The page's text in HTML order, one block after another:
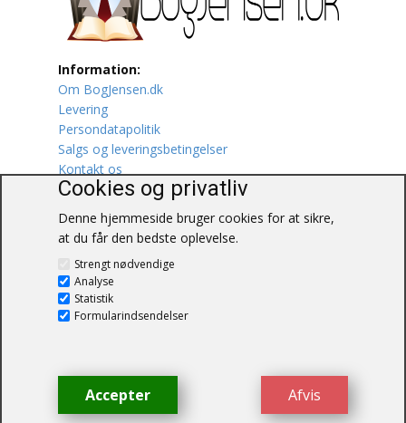
Lokalhistorie / Topografi
Lystfiskeri
Mad
Musik
Mytologi / Sagn / Sagaer
Naturen
Oldtidskundskab
Information:
Om BogJensen.dk
Levering
Persondatapolitik
Salgs og leveringsbetingelser
Kontakt os
Blåkærvej 25
6052 Viuf
Tlf.:60703190
© BogJensen.dk – Alle rettigheder
forbeholdes.
Cookies og privatliv
Denne hjemmeside bruger cookies for at sikre,
at du får den bedste oplevelse.
Strengt nødvendige
Analyse
Statistik
Formularindsendelser
Afvis
Accepter